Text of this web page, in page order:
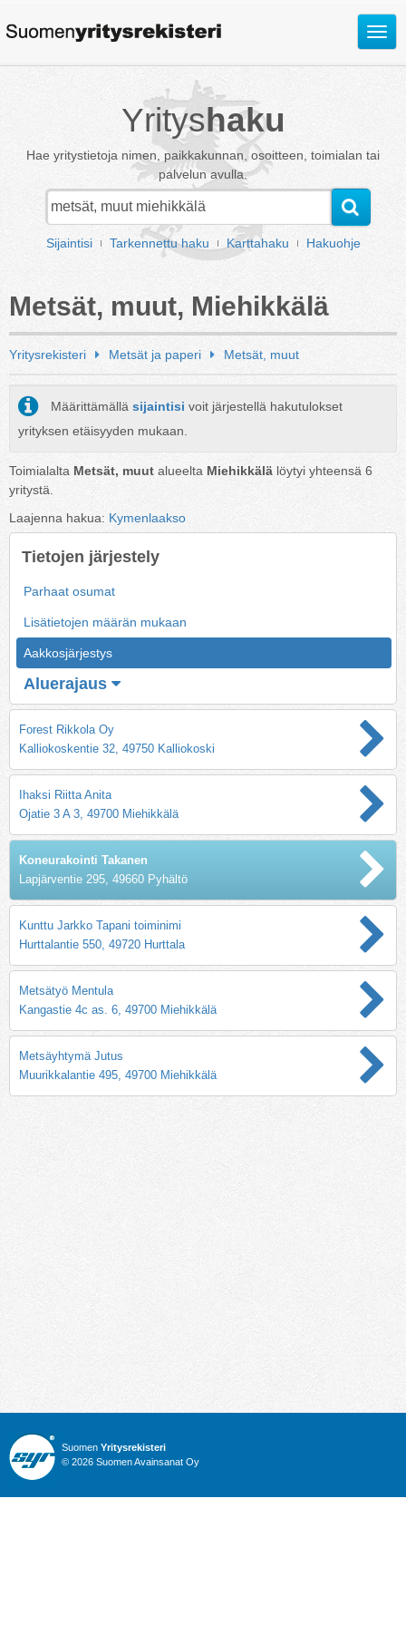
Avaa
Yrityshaku
Hae yritystietoja nimen, paikkakunnan, osoitteen, toimialan tai
palvelun avulla.
Sijaintisi Tarkennettu haku Karttahaku Hakuohje
Metsät, muut, Miehikkälä
Yritysrekisteri Metsät ja paperi Metsät, muut
Määrittämällä sijaintisi voit järjestellä hakutulokset
yrityksen etäisyyden mukaan.
Toimialalta Metsät, muut alueelta Miehikkälä löytyi yhteensä 6
yritystä.
Laajenna hakua: Kymenlaakso
Tietojen järjestely
Parhaat osumat
Lisätietojen määrän mukaan
Aakkosjärjestys
Aluerajaus
Forest Rikkola Oy
Kalliokoskentie 32, 49750 Kalliokoski
Ihaksi Riitta Anita
Ojatie 3 A 3, 49700 Miehikkälä
Koneurakointi Takanen
Lapjärventie 295, 49660 Pyhältö
Kunttu Jarkko Tapani toiminimi
Hurttalantie 550, 49720 Hurttala
Metsätyö Mentula
Kangastie 4c as. 6, 49700 Miehikkälä
Metsäyhtymä Jutus
Muurikkalantie 495, 49700 Miehikkälä
Suomen Yritysrekisteri
© 2026 Suomen Avainsanat Oy